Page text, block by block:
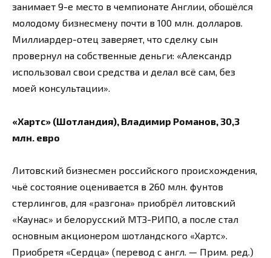
занимает 9-е место в чемпионате Англии, обошёлся
молодому бизнесмену почти в 100 млн. долларов.
Миллиардер-отец заверяет, что сделку сын
провернул на собственные деньги: «Александр
использовал свои средства и делал всё сам, без
моей консультации».
«Хартс» (Шотландия), Владимир Романов, 30,3
млн. евро
Литовский бизнесмен российского происхождения,
чьё состояние оценивается в 260 млн. фунтов
стерлингов, для «разгона» приобрёл литовский
«Каунас» и белорусский МТЗ-РИПО, а после стал
основным акционером шотландского «Хартс».
Приобретя «Сердца» (перевод с англ. — Прим. ред.)